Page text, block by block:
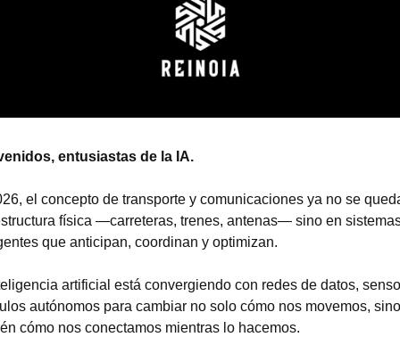
entusiastas de la IA.
el concepto de transporte y comunicaciones ya no se
física —carreteras, trenes, antenas— sino en
que anticipan, coordinan y optimizan.
artificial está convergiendo con redes de datos,
autónomos para cambiar no solo cómo nos movemos, sino
cómo nos conectamos mientras lo hacemos.